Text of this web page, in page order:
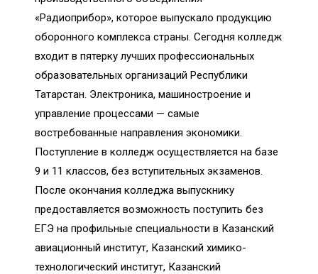
«Радиоприбор», которое выпускало продукцию
оборонного комплекса страны. Сегодня колледж
входит в пятерку лучших профессиональных
образовательных организаций Республики
Татарстан. Электроника, машиностроение и
управление процессами — самые
востребованные направления экономики.
Поступление в колледж осуществляется на базе
9 и 11 классов, без вступительных экзаменов.
После окончания колледжа выпускнику
предоставляется возможность поступить без
ЕГЭ на профильные специальности в Казанский
авиационный институт, Казанский химико-
технологический институт, Казанский